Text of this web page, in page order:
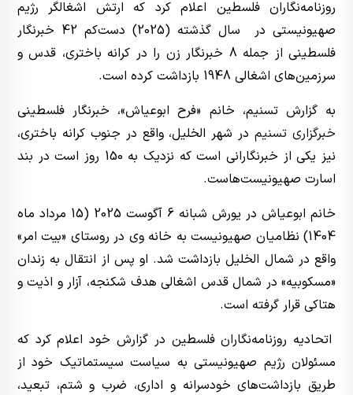
روزنامه‌نگاران فلسطین اعلام کرد که ارتش اشغالگر رژیم
صهیونیستی در سال گذشته (2025) دست‌کم 42 خبرنگار
فلسطینی از جمله 8 خبرنگار زن را در کرانه باختری، قدس و
سرزمین‌های اشغالی 1948 بازداشت کرده است.
به گزارش تسنیم، خانم «فرح ابوعیاش»، خبرنگار فلسطینی
خبرگزاری تسنیمدر شهر الخلیل، واقع در جنوب کرانه باختری،
نیز یکی از خبرنگارانی است که نزدیک به 150 روز است در بند
اسارت صهیونیست‌هاست.
خانم ابوعیاش در یورش شبانه 6 آگوست 2025 (15 مرداد ماه
1404) نظامیان صهیونیست به خانه وی در روستای «بیت امر»
واقع در شمال الخلیل بازداشت شد. او پس از انتقال به زندان
«مسکوبیه» در شمال قدس اشغالی هدف شکنجه، ‌آزار و اذیت و
هتاکی قرار گرفته است.
اتحادیه روزنامه‌نگاران فلسطین در گزارش خود اعلام کرد که
مسئولان رژیم صهیونیستی به سیاست سیستماتیک خود از
طریق بازداشت‌های خودسرانه و اداری، ضرب و شتم، تبعید،